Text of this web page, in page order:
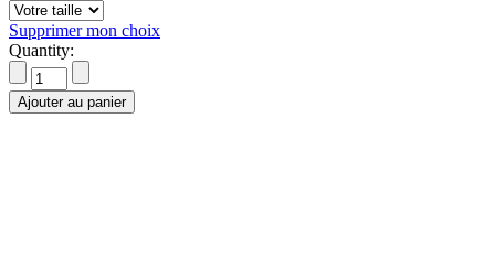
Supprimer mon choix
Quantity:
Ajouter au panier